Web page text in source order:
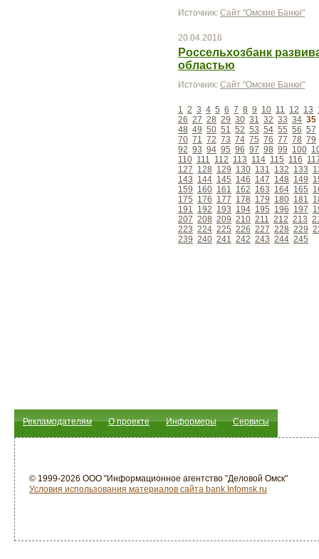
Источник: Сайт "Омские Банки"
20.04.2016
Россельхозбанк
областью
Источник: Сайт "Омские Банки"
1 2 3 4 5 6 7 8 9 10 11 12 13
26 27 28 29 30 31 32 33 34 35
48 49 50 51 52 53 54 55 56 57
70 71 72 73 74 75 76 77 78 79
92 93 94 95 96 97 98 99 100
110 111 112 113 114 115 116
127 128 129 130 131 132 133
143 144 145 146 147 148 149
159 160 161 162 163 164 165
175 176 177 178 179 180 181
191 192 193 194 195 196 197
207 208 209 210 211 212 213
223 224 225 226 227 228 229
239 240 241 242 243 244 245
Рекламодателям О проекте Информеры Сервисы
© 1999-2026 ООО "Информационное агентство "Деловой Омск"
Условия использования материалов сайта bank.Infomsk.ru